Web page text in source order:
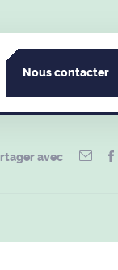
Nous contacter
avec